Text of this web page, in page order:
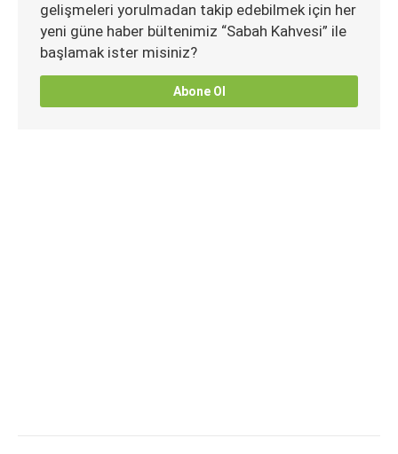
gelişmeleri yorulmadan takip edebilmek için her
yeni güne haber bültenimiz “Sabah Kahvesi” ile
başlamak ister misiniz?
Abone Ol